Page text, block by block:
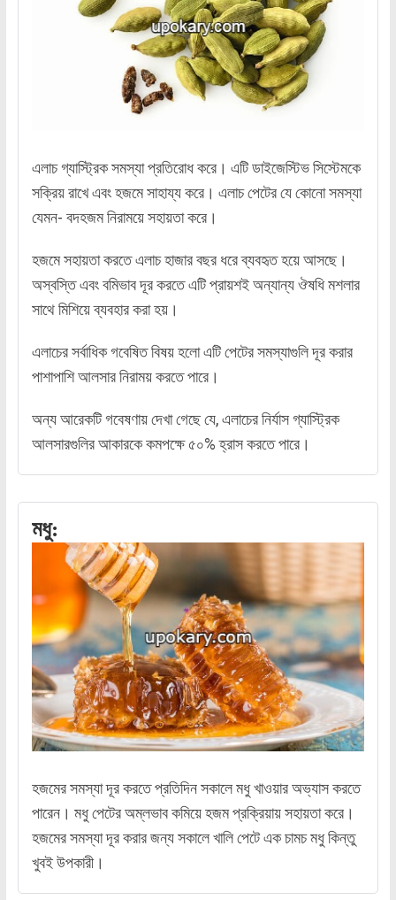
এলাচ গ্যাস্ট্রিক সমস্যা প্রতিরোধ করে। এটি ডাইজেস্টিভ সিস্টেমকে
সক্রিয় রাখে এবং হজমে সাহায্য করে। এলাচ পেটের যে কোনো সমস্যা
যেমন- বদহজম নিরাময়ে সহায়তা করে।
হজমে সহায়তা করতে এলাচ হাজার বছর ধরে ব্যবহৃত হয়ে আসছে।
অস্বস্তি এবং বমিভাব দূর করতে এটি প্রায়শই অন্যান্য ঔষধি মশলার
সাথে মিশিয়ে ব্যবহার করা হয়।
এলাচের সর্বাধিক গবেষিত বিষয় হলো এটি পেটের সমস্যাগুলি দূর করার
পাশাপাশি আলসার নিরাময় করতে পারে।
অন্য আরেকটি গবেষণায় দেখা গেছে যে, এলাচের নির্যাস গ্যাস্ট্রিক
আলসারগুলির আকারকে কমপক্ষে ৫০% হ্রাস করতে পারে।
মধু:
হজমের সমস্যা দূর করতে প্রতিদিন সকালে মধু খাওয়ার অভ্যাস করতে
পারেন। মধু পেটের অম্লভাব কমিয়ে হজম প্রক্রিয়ায় সহায়তা করে।
হজমের সমস্যা দূর করার জন্য সকালে খালি পেটে এক চামচ মধু কিন্তু
খুবই উপকারী।